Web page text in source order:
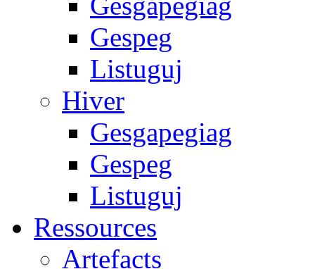
Gespeg
Listuguj
Hiver
Gesgapegiag
Gespeg
Listuguj
Ressources
Artefacts